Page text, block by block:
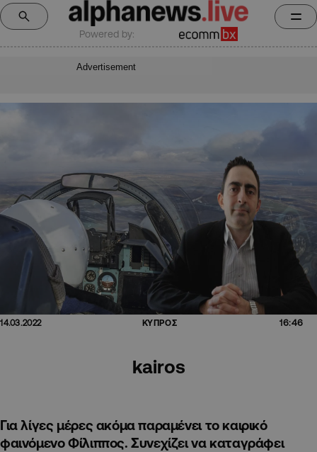
Powered by:
Advertisement
14.03.2022 ΚΥΠΡΟΣ 16:46
kairos
Για λίγες μέρες ακόμα παραμένει το καιρικό
φαινόμενο Φίλιππος. Συνεχίζει να καταγράφει